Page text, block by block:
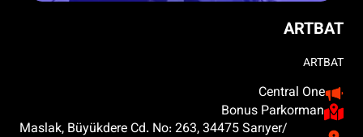
ARTBAT
ARTBAT
Central One
Bonus Parkorman
Maslak, Büyükdere Cd. No: 263, 34475 Sarıyer/